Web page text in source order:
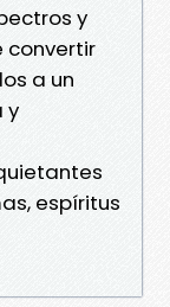
y
convertir
a un
y
espíritus